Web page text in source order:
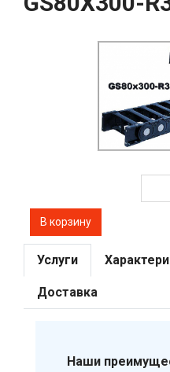
Услуги
Доставка
Наши